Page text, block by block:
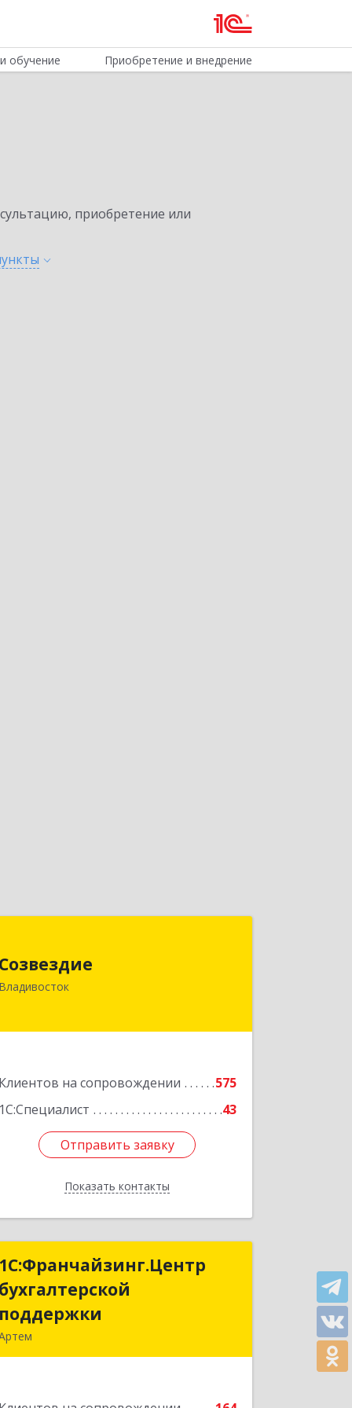
обучение Приобретение и внедрение
приобретение или
Созвездие
Владивосток
Клиентов на сопровождении
575
1С:Специалист
43
Отправить заявку
Показать контакты
Владивосток г, Тухачевского ул, дом
Отправить заявку
Назад
1С:Франчайзинг.Центр
бухгалтерской
поддержки
1С:Франчайзинг.Центр
бухгалтерской